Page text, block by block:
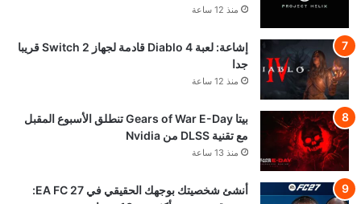
منذ 12 ساعة
إشاعة: لعبة Diablo 4 قادمة لجهاز Switch 2 قريبا
جدا
منذ 12 ساعة
بيتا Gears of War E-Day تنطلق الأسبوع المقبل
مع تقنية DLSS من Nvidia
منذ 13 ساعة
أنشئ شخصيتك بوجهك الحقيقي في EA FC 27: